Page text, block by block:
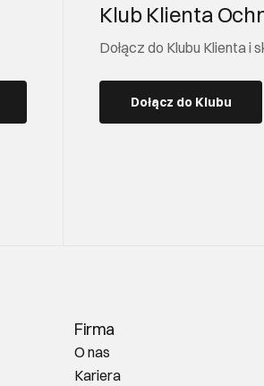
Klub Klienta
Dołącz do Klubu Klienta
Dołącz do Klubu
Firma
O nas
Kariera